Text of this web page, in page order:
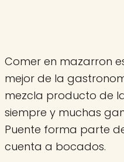
Comer en mazarron
mejor de la
mezcla producto de
siempre y muchas
Puente forma parte
cuenta a bocados.